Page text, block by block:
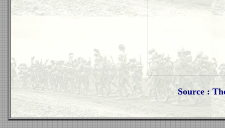
Source :